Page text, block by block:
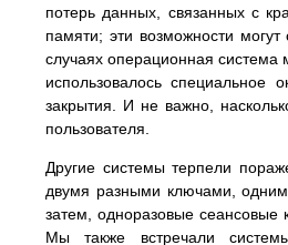
потерь данных, связанных с
памяти; эти возможности
случаях операционная система
использовалось
закрытия. И не важно,
пользователя.
Другие системы терпели
двумя разными ключами,
затем, одноразовые
Мы также встречали